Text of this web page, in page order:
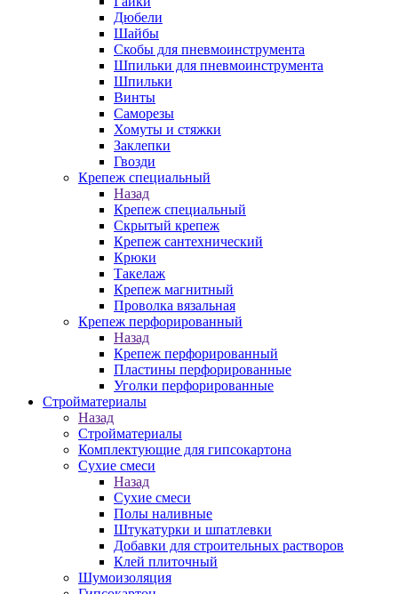
Дюбели
Шайбы
Скобы для пневмоинструмента
Шпильки для пневмоинструмента
Шпильки
Винты
Саморезы
Хомуты и стяжки
Заклепки
Гвозди
Крепеж специальный
Назад
Крепеж специальный
Скрытый крепеж
Крепеж сантехнический
Крюки
Такелаж
Крепеж магнитный
Проволка вязальная
Крепеж перфорированный
Назад
Крепеж перфорированный
Пластины перфорированные
Уголки перфорированные
Стройматериалы
Назад
Стройматериалы
Комплектующие для гипсокартона
Сухие смеси
Назад
Сухие смеси
Полы наливные
Штукатурки и шпатлевки
Добавки для строительных растворов
Клей плиточный
Шумоизоляция